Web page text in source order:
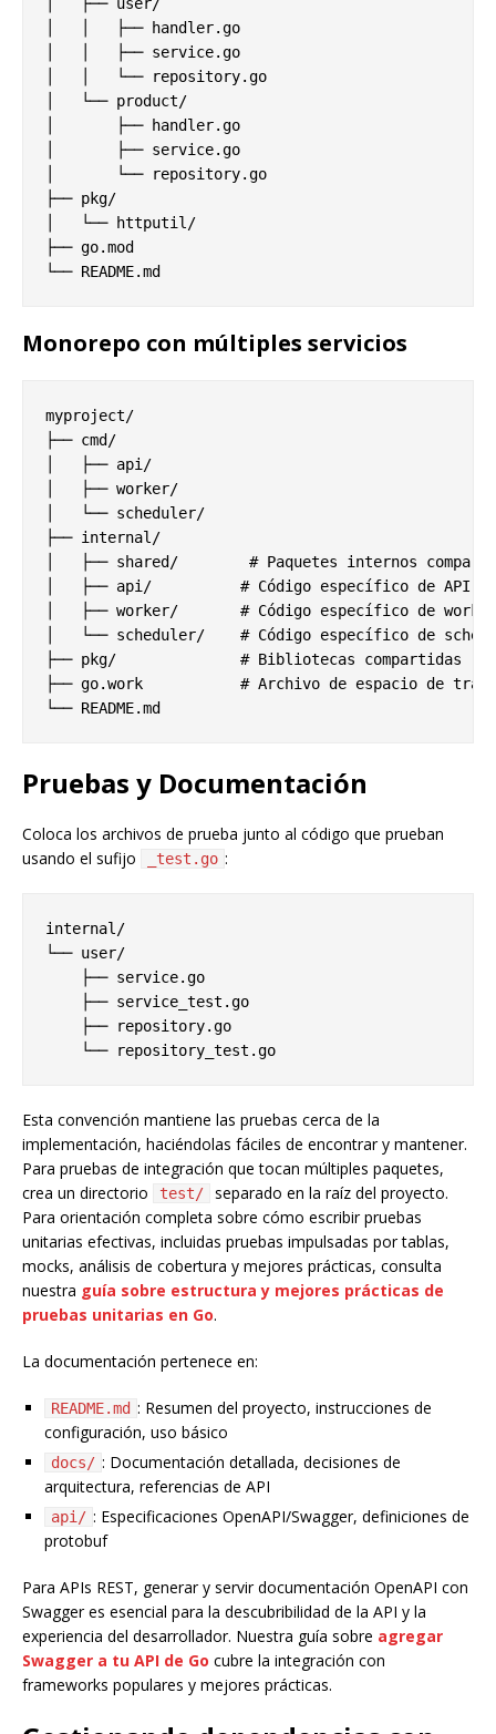
│   │   ├── handler.go
│   │   ├── service.go
│   │   └── repository.go
│   └── product/
│       ├── handler.go
│       ├── service.go
│       └── repository.go
├── pkg/
│   └── httputil/
├── go.mod
Monorepo con múltiples servicios
myproject/
├── cmd/
│   ├── api/
│   ├── worker/
│   └── scheduler/
├── internal/
│   ├── shared/        # Paquetes internos
│   ├── api/          # Código específico de API
│   ├── worker/       # Código específico de worker
│   └── scheduler/    # Código específico de
├── pkg/              # Bibliotecas compartidas
├── go.work           # Archivo de espacio de
Pruebas y Documentación
Coloca los archivos de prueba junto al código que prueban
usando el sufijo
_test.go :
internal/
└── user/
    ├── service.go
    ├── service_test.go
    ├── repository.go
Esta convención mantiene las pruebas cerca de la
implementación, haciéndolas fáciles de encontrar y mantener.
Para pruebas de integración que tocan múltiples paquetes,
crea un directorio
test/
separado en la raíz del proyecto.
Para orientación completa sobre cómo escribir pruebas
unitarias efectivas, incluidas pruebas impulsadas por tablas,
mocks, análisis de cobertura y mejores prácticas, consulta
nuestra guía sobre estructura y mejores prácticas de
pruebas unitarias en Go.
La documentación pertenece en:
README.md : Resumen del proyecto, instrucciones de
configuración, uso básico
docs/ : Documentación detallada, decisiones de
arquitectura, referencias de API
api/ : Especificaciones OpenAPI/Swagger, definiciones de
protobuf
Para APIs REST, generar y servir documentación OpenAPI con
Swagger es esencial para la descubribilidad de la API y la
experiencia del desarrollador. Nuestra guía sobre agregar
Swagger a tu API de Go cubre la integración con
frameworks populares y mejores prácticas.